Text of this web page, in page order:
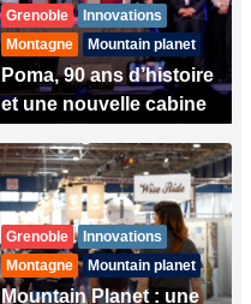
Grenoble
Innovations
Montagne
Mountain planet
Poma, 90 ans d’histoire
et une nouvelle cabine
Grenoble
Innovations
Montagne
Mountain planet
Mountain Planet : une